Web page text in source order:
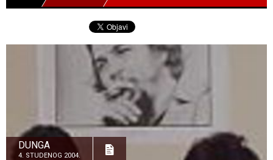
DUNGA
4. STUDENOG 2004.